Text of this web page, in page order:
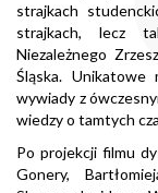
strajkach
strajkach, lecz
Niezależnego
Śląska.
wywiady z
wiedzy o tamtych
Po projekcji filmu
Gonery,